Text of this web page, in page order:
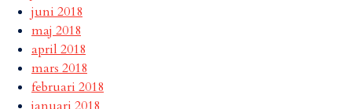
juni 2018
maj 2018
april 2018
mars 2018
februari 2018